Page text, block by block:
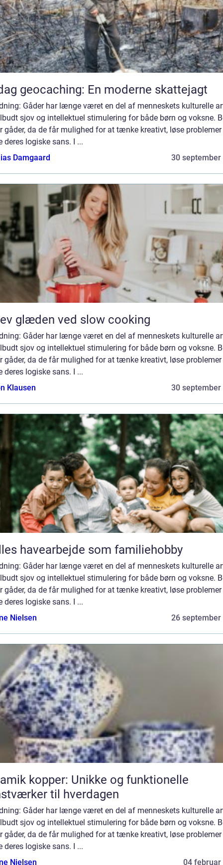
geocaching: En moderne skattejagt
Gåder har længe været en del af menneskets kulturelle
sjov og intellektuel stimulering for både børn og voksne.
gåder, da de får mulighed for at tænke kreativt, løse
deres logiske sans. I ...
Damgaard
30 september
glæden ved slow cooking
Gåder har længe været en del af menneskets kulturelle
sjov og intellektuel stimulering for både børn og voksne.
gåder, da de får mulighed for at tænke kreativt, løse
deres logiske sans. I ...
Klausen
30 september
havearbejde som familiehobby
Gåder har længe været en del af menneskets kulturelle
sjov og intellektuel stimulering for både børn og voksne.
gåder, da de får mulighed for at tænke kreativt, løse
deres logiske sans. I ...
Nielsen
26 september
kopper: Unikke og funktionelle
til hverdagen
Gåder har længe været en del af menneskets kulturelle
sjov og intellektuel stimulering for både børn og voksne.
gåder, da de får mulighed for at tænke kreativt, løse
deres logiske sans. I ...
Nielsen
04 februar